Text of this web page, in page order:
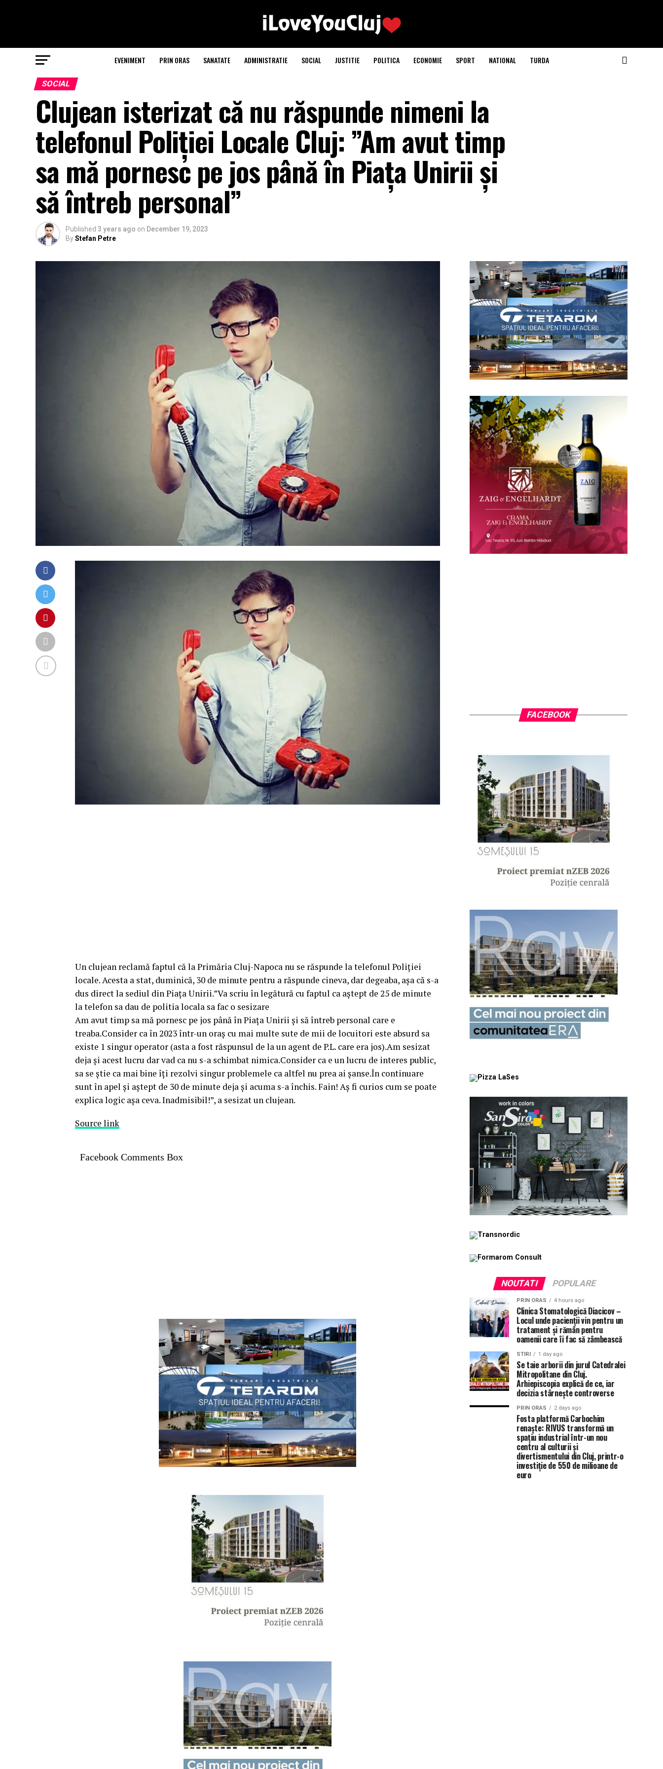
EVENIMENT PRIN ORAS SANATATE ADMINISTRATIE SOCIAL JUSTITIE POLITICA ECONOMIE SPORT NATIONAL TURDA
SOCIAL
Clujean isterizat că nu răspunde nimeni la
telefonul Poliției Locale Cluj: ”Am avut timp
sa mă pornesc pe jos până în Piața Unirii și
să întreb personal”
Published 3 years ago on December 19, 2023
ByStefan Petre
Un clujean reclamă faptul că la Primăria Cluj-Napoca nu se răspunde la telefonul Poliției
locale. Acesta a stat, duminică, 30 de minute pentru a răspunde cineva, dar degeaba, așa că s-a
dus direct la sediul din Piața Unirii.”Va scriu în legătură cu faptul ca aștept de 25 de minute
la telefon sa dau de politia locala sa fac o sesizare
Am avut timp sa mă pornesc pe jos până în Piața Unirii și să întreb personal care e
treaba.Consider ca în 2023 într-un oraș cu mai multe sute de mii de locuitori este absurd sa
existe 1 singur operator (asta a fost răspunsul de la un agent de P.L. care era jos).Am sesizat
deja și acest lucru dar vad ca nu s-a schimbat nimica.Consider ca e un lucru de interes public,
sa se știe ca mai bine îți rezolvi singur problemele ca altfel nu prea ai șanse.În continuare
sunt în apel și aștept de 30 de minute deja și acuma s-a închis. Fain! Aș fi curios cum se poate
explica logic așa ceva. Inadmisibil!”, a sesizat un clujean.
Source link
Facebook Comments Box
FACEBOOK
NOUTATI POPULARE
PRIN ORAS 4 hours ago
Clinica Stomatologică Diacicov –
Locul unde pacienții vin pentru un
tratament și rămân pentru
oamenii care îi fac să zâmbească
STIRI 1 day ago
Se taie arborii din jurul Catedralei
Mitropolitane din Cluj.
Arhiepiscopia explică de ce, iar
decizia stârnește controverse
PRIN ORAS 2 days ago
Fosta platformă Carbochim
renaște: RIVUS transformă un
spațiu industrial într-un nou
centru al culturii și
divertismentului din Cluj, printr-o
investiție de 550 de milioane de
euro